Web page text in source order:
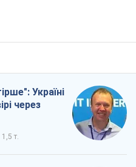
Україні
через
1,5 т.